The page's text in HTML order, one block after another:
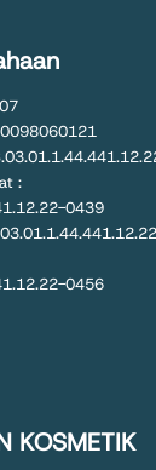
:
0439
0456
KOSMETIK